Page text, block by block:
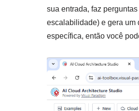
sua entrada, faz
escalabilidade) e gera um
específica, então você